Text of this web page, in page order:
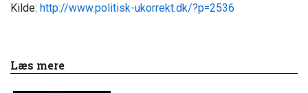
Kilde: http://www.politisk-ukorrekt.dk/?p=2536
Læs mere